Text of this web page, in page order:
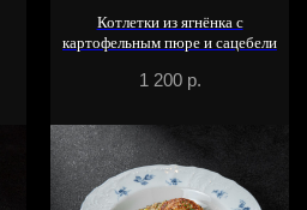
Котлетки из ягнёнка с
картофельным пюре и сацебели
1 200 р.